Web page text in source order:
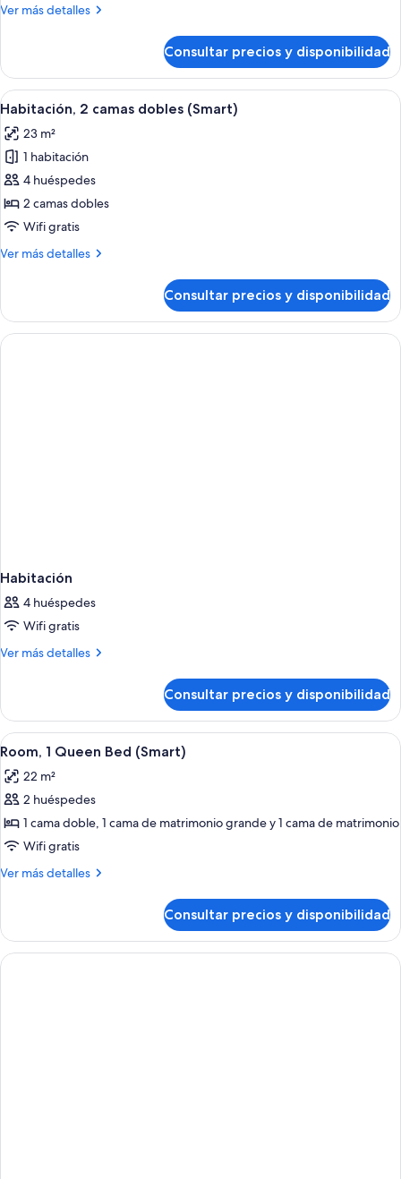
cama
grande
con
sofá
cama
Ver más detalles
Más
junior,
cama
matrimonio
grande
con
sofá
cama
Consultar precios y disponibilidad
Abrir
todas
las
fotos
de
Habitación,
2
dobles
Habitación de hotel con dos camas,
4
Habitación, 2 camas dobles (Smart)
23 m²
1 habitación
4 huéspedes
2 camas dobles
Wifi gratis
Ver más detalles
Más
2
camas
dobles
Consultar precios y disponibilidad
Habitación
4 huéspedes
Wifi gratis
Ver más detalles
Más
Consultar precios y disponibilidad
Abrir
todas
las
fotos
de
Room,
1
(Smart)
Ropa de cama de alta calidad y
4
Room, 1 Queen Bed (Smart)
22 m²
2 huéspedes
1 cama doble, 1 cama de matrimonio grande y 1 cama de matrimonio
Wifi gratis
Ver más detalles
Más
1
Queen
Bed
Consultar precios y disponibilidad